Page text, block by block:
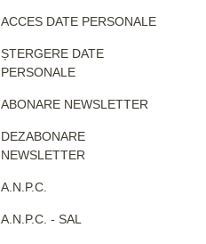
ACCES DATE PERSONALE
ȘTERGERE DATE
PERSONALE
ABONARE NEWSLETTER
DEZABONARE
NEWSLETTER
A.N.P.C.
A.N.P.C. - SAL